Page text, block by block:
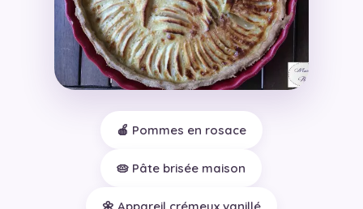
🍎 Pommes en rosace
🥧 Pâte brisée maison